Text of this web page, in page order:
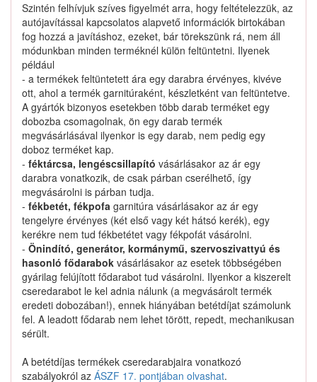
Szintén felhívjuk szíves figyelmét arra, hogy feltételezzük, az
autójavítással kapcsolatos alapvető információk birtokában
fog hozzá a javításhoz, ezeket, bár törekszünk rá, nem áll
módunkban minden terméknél külön feltüntetni. Ilyenek
például
- a termékek feltüntetett ára egy darabra érvényes, kivéve
ott, ahol a termék garnitúraként, készletként van feltüntetve.
A gyártók bizonyos esetekben több darab terméket egy
dobozba csomagolnak, ön egy darab termék
megvásárlásával ilyenkor is egy darab, nem pedig egy
doboz terméket kap.
- féktárcsa, lengéscsillapító vásárlásakor az ár egy
darabra vonatkozik, de csak párban cserélhető, így
megvásárolni is párban tudja.
- fékbetét, fékpofa garnitúra vásárlásakor az ár egy
tengelyre érvényes (két első vagy két hátsó kerék), egy
kerékre nem tud fékbetétet vagy fékpofát vásárolni.
- Önindító, generátor, kormánymű, szervoszivattyú és
hasonló fődarabok vásárlásakor az esetek többségében
gyárilag felújított fődarabot tud vásárolni. Ilyenkor a kiszerelt
cseredarabot le kel adnia nálunk (a megvásárolt termék
eredeti dobozában!), ennek hiányában betétdíjat számolunk
fel. A leadott fődarab nem lehet törött, repedt, mechanikusan
sérült.
A betétdíjas termékek cseredarabjaira vonatkozó
szabályokról az ÁSZF 17. pontjában olvashat.
Katalógusban nem szereplő termékek
Nem találtunk ilyen katalógus-terméket.
44122M79F00 keresése
Kapcsolat
Hogyan keressek?
Segítség
Nyomtatványok